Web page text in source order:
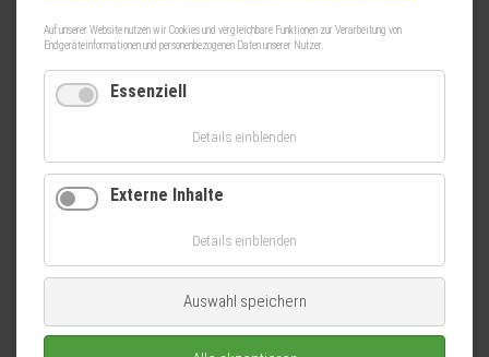
Auf unserer Website nutzen wir Cookies und vergleichbare Funktionen zur Verarbeitung von
Endgeräteinformationen und personenbezogenen Daten unserer Nutzer.
Essenziell
Details einblenden
Externe Inhalte
Details einblenden
Auswahl speichern